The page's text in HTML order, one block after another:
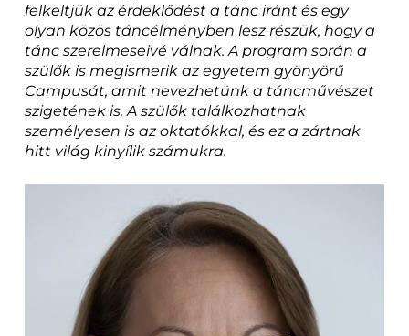
felkeltjük az érdeklődést a tánc iránt és egy
olyan közös táncélményben lesz részük, hogy a
tánc szerelmeseivé válnak.A program során a
szülők is megismerik az egyetem gyönyörű
Campusát, amit nevezhetünk a táncművészet
szigetének is. A szülők találkozhatnak
személyesen is az oktatókkal, és ez a zártnak
hitt világ kinyílik számukra.